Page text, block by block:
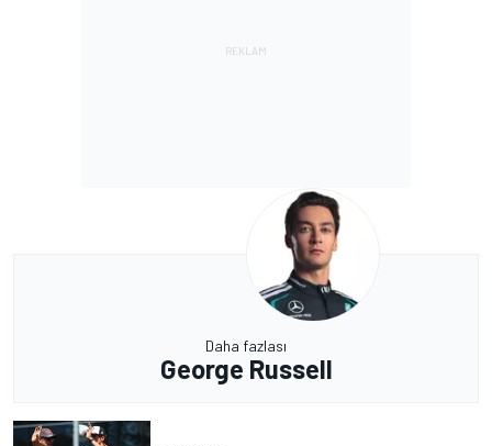
Daha fazlası
George Russell